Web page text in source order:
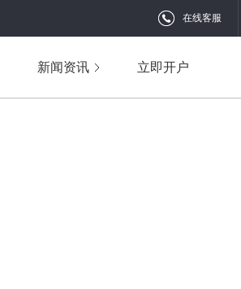
在线客服
新闻资讯 立即开户